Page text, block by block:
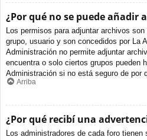
¿Por qué no se puede añadir
Los permisos para adjuntar archivos
grupo, usuario y son concedidos por La
Administración no permite adjuntar
encuentra o solo ciertos grupos pueden
Administración si no está seguro de por
Arriba
¿Por qué recibí una
Los administradores de cada foro